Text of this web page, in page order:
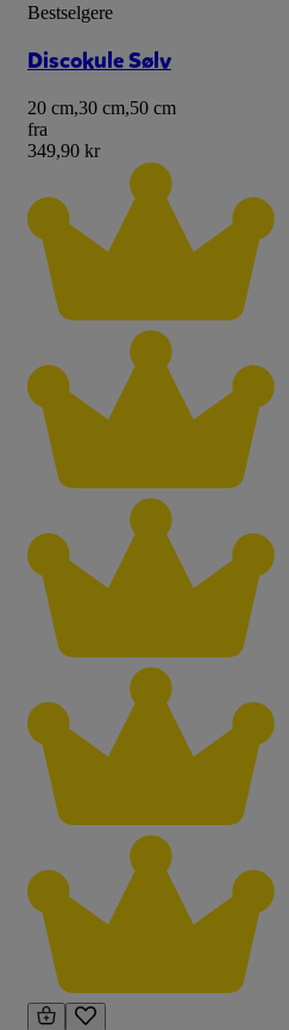
Bestselgere
Discokule Sølv
20 cm,30 cm,50 cm
fra
349,90 kr